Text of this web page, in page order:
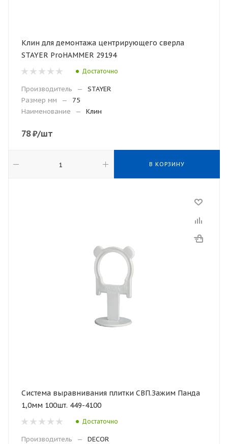
Клин для демонтажа центрирующего сверла
STAYER ProHAMMER 29194
Достаточно
Производитель —
STAYER
Размер мм
—
75
Наименование
— Клин
78₽/шт
В КОРЗИНУ
Система выравнивания плитки СВП.Зажим Панда
1,0мм 100шт. 449-4100
Достаточно
Производитель —
DECOR